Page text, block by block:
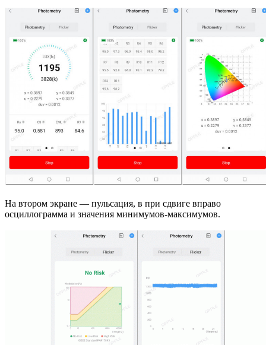
На втором экране — пульсация, в при сдвиге вправо
осциллограмма и значения минимумов-максимумов.